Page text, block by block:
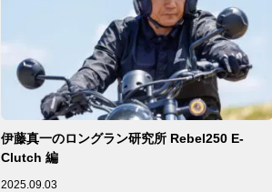
伊藤真一のロングラン研究所 Rebel250 E-
Clutch 編
2025.09.03